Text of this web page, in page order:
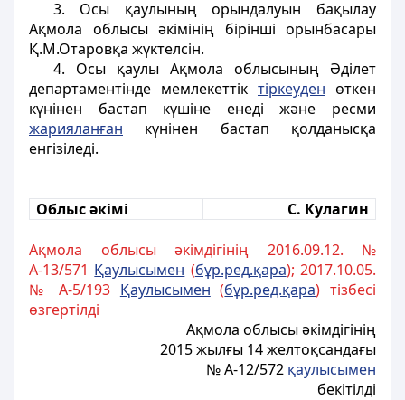
3. Осы қаулының орындалуын бақылау
Ақмола облысы әкімінің бірінші орынбасары
Қ.М.Отаровқа жүктелсін.
4. Осы қаулы Ақмола облысының Әділет
департаментінде мемлекеттік тіркеуден өткен
күнінен бастап күшіне енеді және ресми
жарияланған күнінен бастап қолданысқа
енгізіледі.
Облыс әкімі С. Кулагин
Ақмола облысы әкімдігінің 2016.09.12. №
А-13/571 Қаулысымен (бұр.ред.қара); 2017.10.05.
№ А-5/193 Қаулысымен (бұр.ред.қара) тізбесі
өзгертілді
Ақмола облысы әкімдігінің
2015 жылғы 14 желтоқсандағы
№ А-12/572 қаулысымен
бекітілді